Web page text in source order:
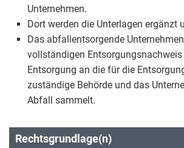
Unternehmen.
Dort werden die Unterlagen ergänzt
Das abfallentsorgende
vollständigen Entsorgungsnachweis
Entsorgung an die für die
zuständige Behörde und das
Abfall sammelt.
Rechtsgrundlage(n)